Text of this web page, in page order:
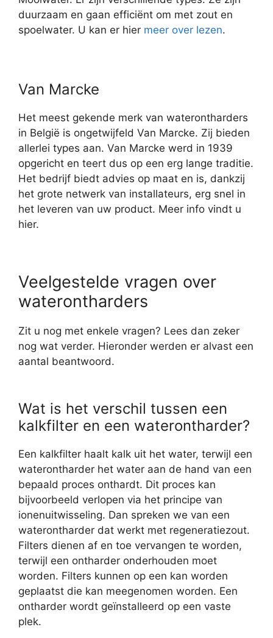
duurzaam en gaan efficiënt om met zout en
spoelwater. U kan er hier meer over lezen.
Van Marcke
Het meest gekende merk van waterontharders
in België is ongetwijfeld Van Marcke. Zij bieden
allerlei types aan. Van Marcke werd in 1939
opgericht en teert dus op een erg lange traditie.
Het bedrijf biedt advies op maat en is, dankzij
het grote netwerk van installateurs, erg snel in
het leveren van uw product. Meer info vindt u
hier.
Veelgestelde vragen over
waterontharders
Zit u nog met enkele vragen? Lees dan zeker
nog wat verder. Hieronder werden er alvast een
aantal beantwoord.
Wat is het verschil tussen een
kalkfilter en een waterontharder?
Een kalkfilter haalt kalk uit het water, terwijl een
waterontharder het water aan de hand van een
bepaald proces onthardt. Dit proces kan
bijvoorbeeld verlopen via het principe van
ionenuitwisseling. Dan spreken we van een
waterontharder dat werkt met regeneratiezout.
Filters dienen af en toe vervangen te worden,
terwijl een ontharder onderhouden moet
worden. Filters kunnen op een kan worden
geplaatst die kan meegenomen worden. Een
ontharder wordt geïnstalleerd op een vaste
plek.